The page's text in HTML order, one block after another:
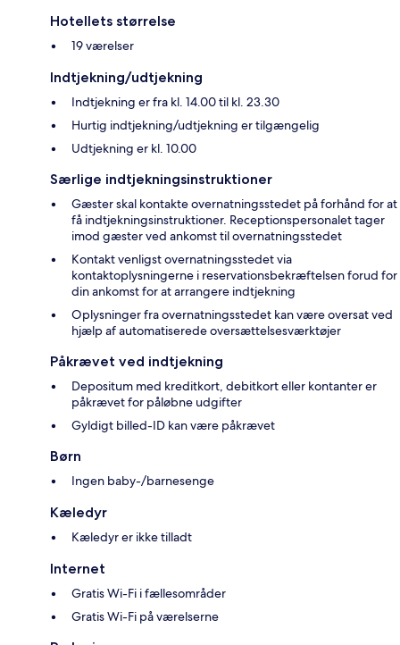
Hotellets størrelse
19 værelser
Indtjekning/udtjekning
Indtjekning er fra kl. 14.00 til kl. 23.30
Hurtig indtjekning/udtjekning er tilgængelig
Udtjekning er kl. 10.00
Særlige indtjekningsinstruktioner
Gæster skal kontakte overnatningsstedet på forhånd for at
få indtjekningsinstruktioner. Receptionspersonalet tager
imod gæster ved ankomst til overnatningsstedet
Kontakt venligst overnatningsstedet via
kontaktoplysningerne i reservationsbekræftelsen forud for
din ankomst for at arrangere indtjekning
Oplysninger fra overnatningsstedet kan være oversat ved
hjælp af automatiserede oversættelsesværktøjer
Påkrævet ved indtjekning
Depositum med kreditkort, debitkort eller kontanter er
påkrævet for påløbne udgifter
Gyldigt billed-ID kan være påkrævet
Børn
Ingen baby-/barnesenge
Kæledyr
Kæledyr er ikke tilladt
Internet
Gratis Wi-Fi i fællesområder
Gratis Wi-Fi på værelserne